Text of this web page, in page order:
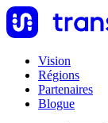
Vision
Régions
Partenaires
Blogue